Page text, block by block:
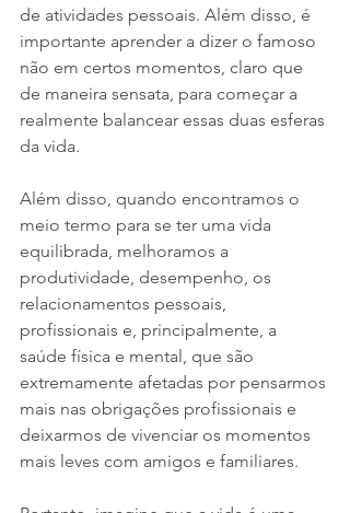
de atividades pessoais. Além disso, é
importante aprender a dizer o famoso
não em certos momentos, claro que
de maneira sensata, para começar a
realmente balancear essas duas esferas
da vida.
Além disso, quando encontramos o
meio termo para se ter uma vida
equilibrada, melhoramos a
produtividade, desempenho, os
relacionamentos pessoais,
profissionais e, principalmente, a
saúde física e mental, que são
extremamente afetadas por pensarmos
mais nas obrigações profissionais e
deixarmos de vivenciar os momentos
mais leves com amigos e familiares.